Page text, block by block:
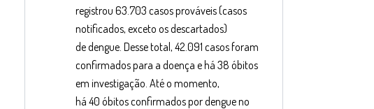
registrou 63.703 casos prováveis (casos
notificados, exceto os descartados)
de dengue. Desse total, 42.091 casos foram
confirmados para a doença e há 38 óbitos
em investigação. Até o momento,
há 40 óbitos confirmados por dengue no